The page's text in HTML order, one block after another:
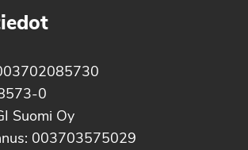
0
Suomi Oy
003703575029